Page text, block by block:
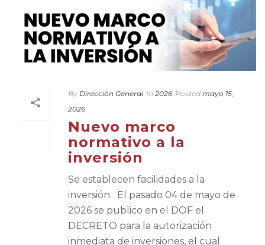
By Dirección General In 2026 Posted mayo 15,
2026
Nuevo marco
normativo a la
inversión
Se establecen facilidades a la
inversión El pasado 04 de mayo de
2026 se publico en el DOF el
DECRETO para la autorización
inmediata de inversiones, el cual